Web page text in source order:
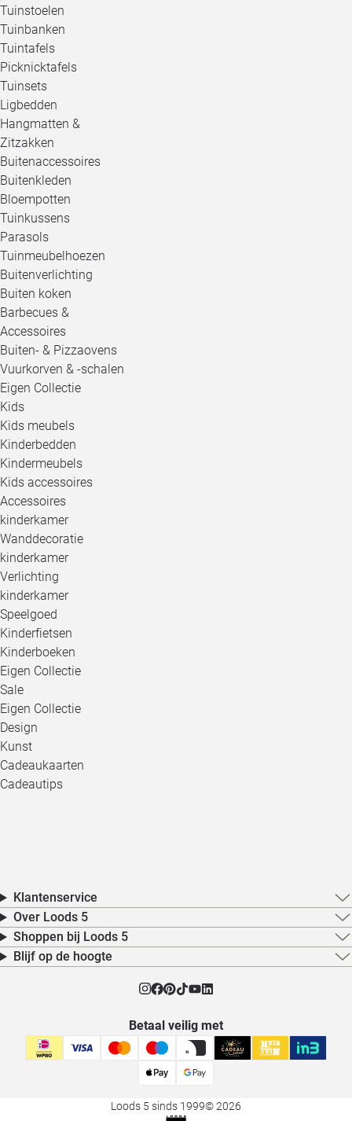
Tuinstoelen
Tuinbanken
Tuintafels
Picknicktafels
Tuinsets
Ligbedden
Hangmatten &
Zitzakken
Buitenaccessoires
Buitenkleden
Bloempotten
Tuinkussens
Parasols
Tuinmeubelhoezen
Buitenverlichting
Buiten koken
Barbecues &
Accessoires
Buiten- & Pizzaovens
Vuurkorven & -schalen
Eigen Collectie
Kids
Kids meubels
Kinderbedden
Kindermeubels
Kids accessoires
Accessoires
kinderkamer
Wanddecoratie
kinderkamer
Verlichting
kinderkamer
Speelgoed
Kinderfietsen
Kinderboeken
Eigen Collectie
Sale
Eigen Collectie
Design
Kunst
Cadeaukaarten
Cadeautips
Klantenservice
Over Loods 5
Shoppen bij Loods 5
Blijf op de hoogte
Betaal veilig met
Loods 5 sinds 1999© 2026